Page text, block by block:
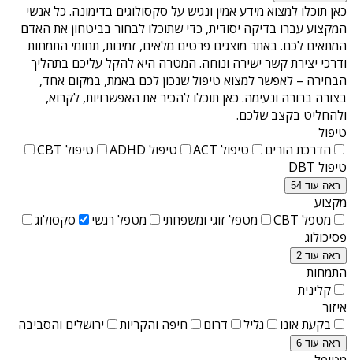
כאן תוכלו למצוא מידע אמין ונגיש על סקסולוגים בדימונה. כל אנשי
המקצוע עברו בדיקה יסודית, כדי שתוכלו לבחור בביטחון את האדם
המתאים לכם. באתר מוצגים פרטים מלאים, זמינות, תחומי התמחות
ודרכי יצירת קשר ישירה ונוחה. המטרה היא להקל עליכם בתהליך
הבחירה – לאפשר למצוא טיפול שנכון לכם באמת, במקום אחד,
בצורה ברורה ונעימה. כאן תוכלו להכיר את האפשרויות, לקרוא,
ולהחליט בקצב שלכם.
טיפול
הדרכת הורים
טיפול ACT טיפול ADHD
טיפול CBT
טיפול DBT
ראה עוד 54
מקצוע
מטפל CBT
מטפל זוגי ומשפחתי מטפל רגשי
סקסולוג
פסיכולוג
ראה עוד 2
התמחות
קלינית
איזור
בקעת אונו
גליל דרום חיפה והקריות ירושלים והסביבה
ראה עוד 6